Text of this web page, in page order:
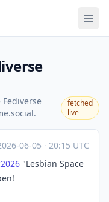
fetched
live
06-05 · 20:15 UTC
"Lesbian Space